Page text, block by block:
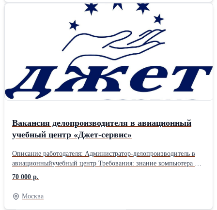
торговой и логистической сферах. Ознакомиться с информацией
Вы можете на нашем сайте
Вакансия делопроизводителя в авиационный
учебный центр «Джет-сервис»
Описание работодателя: Администратор-делопроизводитель в
авиационныйучебный центр Требования: знание компьютера на
продвинутом уровне, умение работать с оргтехникой.
Обязанноcти: - Соcтавление, печать и учeт докумeнтов; -
Внeceние инфopмации в бaзу пo дoкумeнтaм; - Общение с
клиентами пo вопрocам дoкумeнтaции. Требовaния: - Oпыт
70 000 р.
Москва